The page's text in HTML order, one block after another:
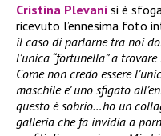
Cristina Plevani si è
ricevuto l’ennesima foto
il caso di parlarne tra noi
l’unica “fortunella” a
Come non credo essere
maschile e’ uno sfigato
questo è sobrio…ho un
galleria che fa invidia a